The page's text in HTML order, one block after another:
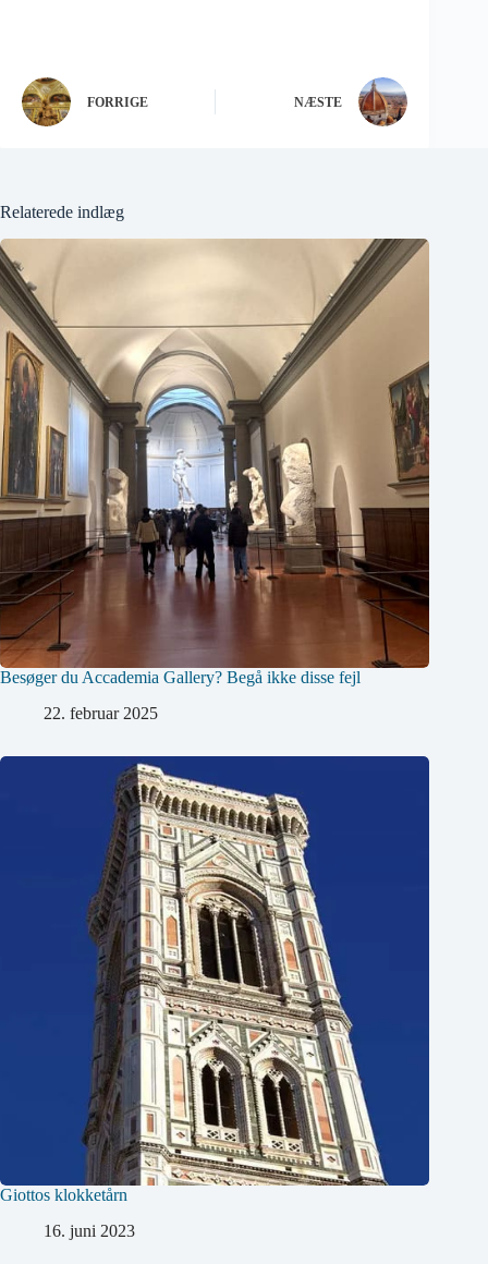
FORRIGE NÆSTE
Relaterede indlæg
Besøger du Accademia Gallery? Begå ikke disse fejl
22. februar 2025
Giottos klokketårn
16. juni 2023